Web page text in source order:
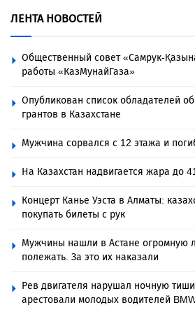
ЛЕНТА НОВОСТЕЙ
Общественный совет «Самрук-
работы «КазМунайГаза»
Опубликован список обладателей
грантов в Казахстане
Мужчина сорвался с 12 этажа и
На Казахстан надвигается жара до
Концерт Канье Уэста в Алматы:
покупать билеты с рук
Мужчины нашли в Астане огромную
полежать. За это их наказали
Рев двигателя нарушал ночную
арестовали молодых водителей